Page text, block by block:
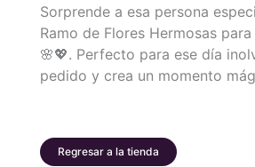
Rosas
Tipo
Garden
Rose
Sorprende a esa persona
Ramo de Flores Hermosas
🌸💖. Perfecto para ese día
pedido y crea un momento
Regresar a la tienda